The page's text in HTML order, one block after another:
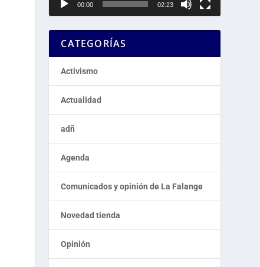
00:00 02:23
CATEGORÍAS
Activismo
Actualidad
adñ
Agenda
Comunicados y opinión de La Falange
Novedad tienda
Opinión